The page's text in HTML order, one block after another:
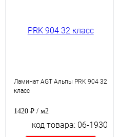
Ламинат AGT Альпы PRK 904 32
класс
1420 ₽ / м2
код товара: 06-1930